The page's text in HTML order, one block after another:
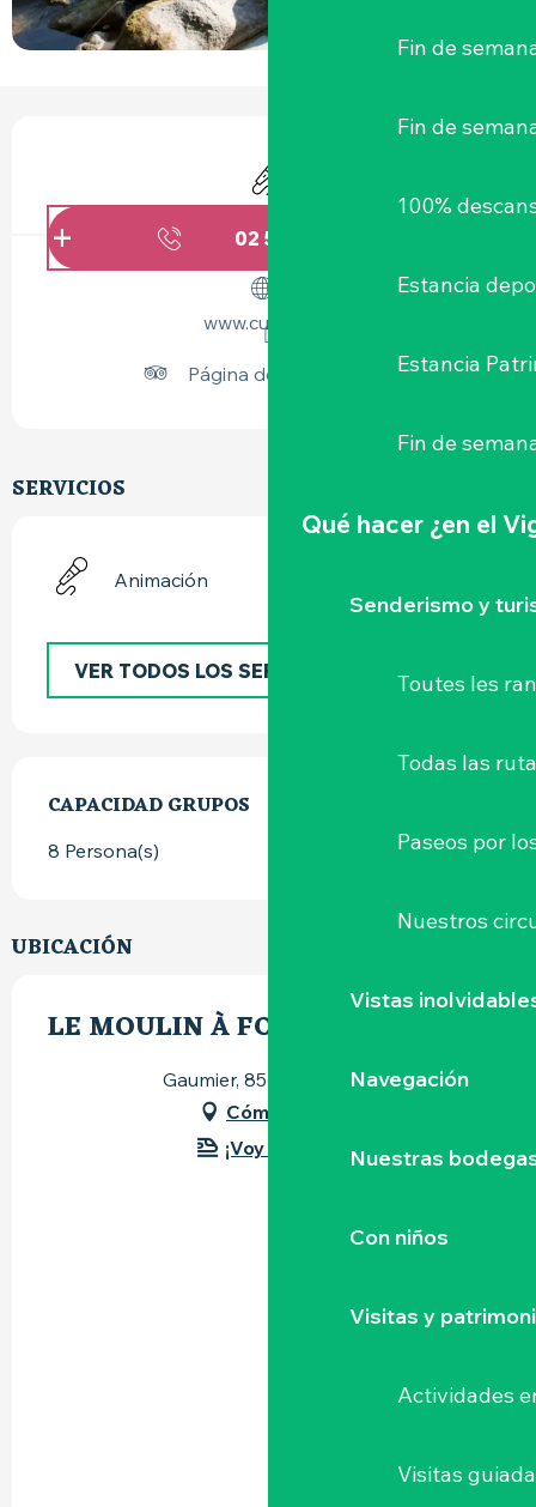
Fin de
Fin de
100%
Estancia
Estancia
Fin de
Qué hacer ¿en el
Senderismo y
Toutes les
Todas las
Paseos por
Nuestros
Vistas
Navegación
Nuestras
Con niños
Visitas y
Actividades
Visitas
HORARIOS Y DATOS DE CONTACTO
Animación
02 51 43 70
www.cugand.fr
Página de Tripadvisor
SERVICIOS
Animación
VER TODOS LOS SERVICIOS
CAPACIDAD GRUPOS
CAPACIDAD GRUPOS
8 Persona(s)
UBICACIÓN
LE MOULIN À FOULON
Gaumier, 85610 Cugand
Cómo llegar
¡Voy en tren!